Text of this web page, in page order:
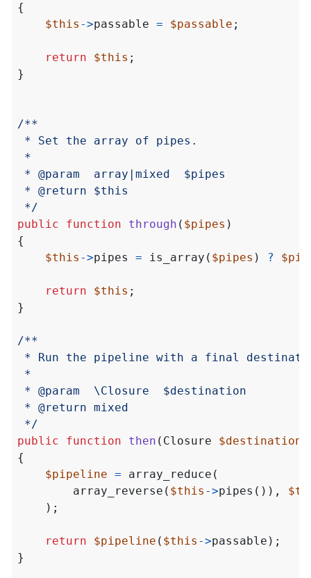
{
$this ->passable = $passable ;
return $this ;
}
*/
public
function through ( $pipes )
{
$this ->pipes = is_array ( $pipes ) ?
return $this ;
}
*/
public
function then ( Closure $destination
{
$pipeline = array_reduce (
array_reverse ( $this ->pipes ()),
);
return $pipeline ( $this ->passable );
}